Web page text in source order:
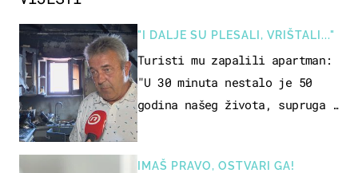
"I DALJE SU PLESALI, VRIŠTALI..."
Turisti mu zapalili apartman:
"U 30 minuta nestalo je 50
godina našeg života, supruga i
IMAŠ PRAVO, OSTVARI GA!